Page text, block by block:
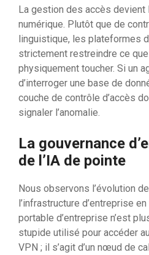
La gestion des accès devient
numérique. Plutôt que de
linguistique, les plateformes
strictement restreindre ce
physiquement toucher. Si un
d’interroger une base de
couche de contrôle d’accès
signaler l’anomalie.
La gouvernance
de l’IA de pointe
Nous observons l’évolution
l’infrastructure d’entreprise
portable d’entreprise n’est
stupide utilisé pour accéder
VPN ; il s’agit d’un nœud de